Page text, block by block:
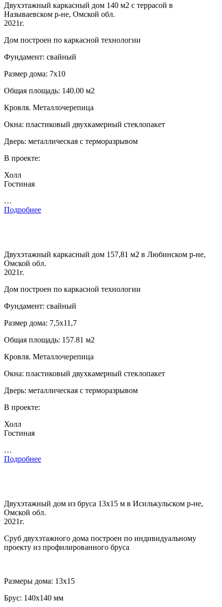
Двухэтажный каркасный дом 140 м2 с террасой в
Называевском р-не, Омской обл.
2021г.
Дом построен по каркасной технологии
Фундамент: свайный
Размер дома: 7х10
Общая площадь: 140.00 м2
Кровля. Металлочерепица
Окна: пластиковый двухкамерный стеклопакет
Дверь: металлическая с терморазрывом
В проекте:
Холл
Гостиная
…
Подробнее
Двухэтажный каркасный дом 157,81 м2 в Любинском р-не,
Омской обл.
2021г.
Дом построен по каркасной технологии
Фундамент: свайный
Размер дома: 7,5х11,7
Общая площадь: 157.81 м2
Кровля. Металлочерепица
Окна: пластиковый двухкамерный стеклопакет
Дверь: металлическая с терморазрывом
В проекте:
Холл
Гостиная
…
Подробнее
Двухэтажный дом из бруса 13х15 м в Исилькульском р-не,
Омской обл.
2021г.
Сруб двухэтажного дома построен по индивидуальному
проекту из профилированного бруса
Размеры дома: 13х15
Брус: 140х140 мм